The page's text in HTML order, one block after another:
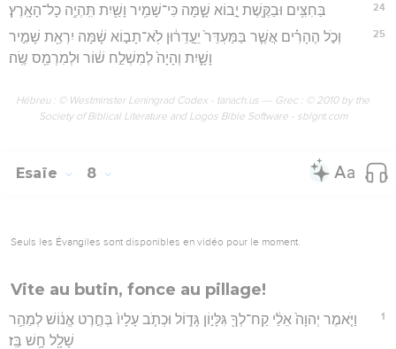
24 בַּחִצִּ֥ים וּבַקֶּ֖שֶׁת יָ֣בוֹא שָׁ֑מָּה כִּי־שָׁמִ֥יר וָשַׁ֖יִת תִּֽהְיֶ֥ה כָל־הָאָֽרֶץ׃
25
וְכֹ֣ל הֶהָרִ֗ים אֲשֶׁ֤ר בַּמַּעְדֵּר֙ יֵעָ֣דֵר֔וּן לֹֽא־תָב֣וֹא שָׁ֔מָּה יִרְאַ֖ת שָׁמִ֣יר
וָשָׁ֑יִת וְהָיָה֙ לְמִשְׁלַ֣ח שׁ֔וֹר וּלְמִרְמַ֖ס שֶֽׂה׃
Hébreu : © Westminster Leningrad Codex - tanach.us --- Grec : © 2010 by the
Society of Biblical Literature and Logos Bible Software - sblgnt.com
Esaïe 8
Seuls les Évangiles sont disponibles en vidéo pour le moment.
Vite au butin, fonce au pillage!
1
וַיֹּ֤אמֶר יְהוָה֙ אֵלַ֔י קַח־לְךָ֖ גִּלָּי֣וֹן גָּד֑וֹל וּכְתֹ֤ב עָלָיו֙ בְּחֶ֣רֶט אֱנ֔וֹשׁ לְמַהֵ֥ר
שָׁלָ֖ל חָ֥שׁ בַּֽז׃